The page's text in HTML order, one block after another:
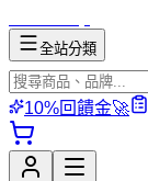
全站分類
10%回饋金🚀